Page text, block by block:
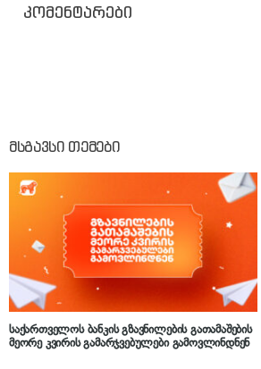
კომენტარები
მსგავსი თემები
საქართველოს ბანკის გზავნილების გათამაშების
მეორე კვირის გამარჯვებულები გამოვლინდნენ